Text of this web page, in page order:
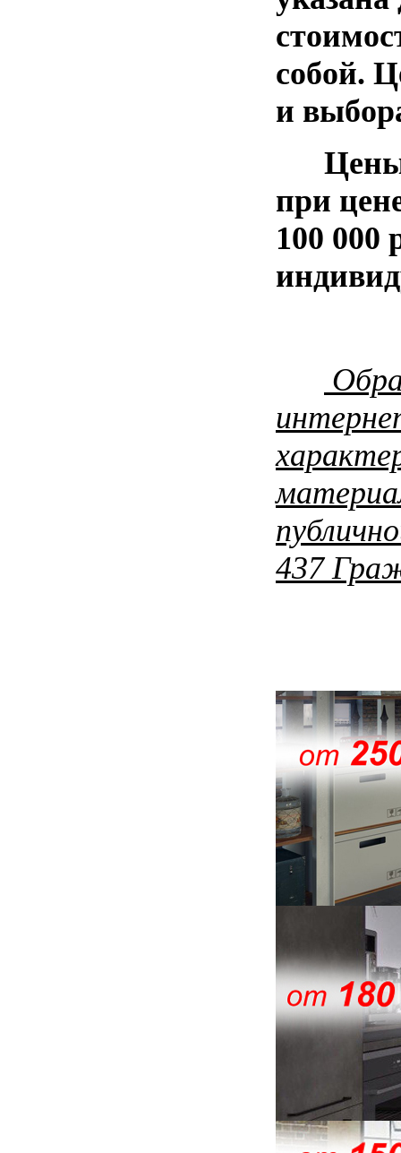
собой.
и
Цены
при
100 000
437